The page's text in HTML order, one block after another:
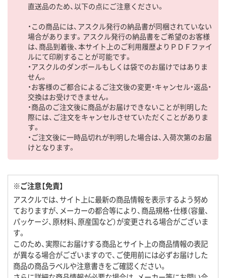
直送品のため、以下の点にご注意ください。
・この商品には、アスクル発行の納品書が同梱されていない
場合があります。アスクル発行の納品書をご希望のお客様
は、商品到着後、本サイト上のご利用履歴よりＰＤＦファイ
ルにて印刷することが可能です。
・アスクルのダンボールもしくは袋でのお届けではありま
せん。
・お客様のご都合によるご注文後の変更・キャンセル・返品・
交換はお受けできません。
・商品のご注文後に商品がお届けできないことが判明した
際には、ご注文をキャンセルさせていただくことがありま
す。
・ご注文後に一時品切れが判明した場合は、入荷次第のお届
けとなります。
※ご注意【免責】
アスクルでは、サイト上に最新の商品情報を表示するよう努め
ておりますが、メーカーの都合等により、商品規格・仕様（容量、
パッケージ、原材料、原産国など）が変更される場合がございま
す。
このため、実際にお届けする商品とサイト上の商品情報の表記
が異なる場合がございますので、ご使用前には必ずお届けした
商品の商品ラベルや注意書きをご確認ください。